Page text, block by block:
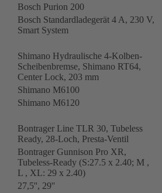
Bosch Purion 200
Bosch Standardladegerät 4 A, 230 V,
Smart System
Shimano Hydraulische 4-Kolben-
Scheibenbremse, Shimano RT64,
Center Lock, 203 mm
Shimano M6100
Shimano M6120
Bontrager Line TLR 30, Tubeless
Ready, 28-Loch, Presta-Ventil
Bontrager Gunnison Pro XR,
Tubeless-Ready (S:27.5 x 2.40; M ,
L , XL: 29 x 2.40)
27,5'', 29''